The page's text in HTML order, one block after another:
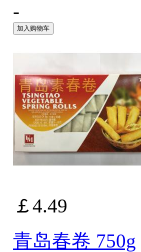
-
加入购物车
￡4.49
青岛春卷 750g